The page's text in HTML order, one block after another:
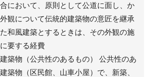
において、原則として公道に面し、か
観について伝統的建築物の意匠を継承
た和風建築とするときは、その外観の施
要する経費
建築物（公共性のあるもの） 公共性のあ
築物（区民館、山車小屋）で、新築、